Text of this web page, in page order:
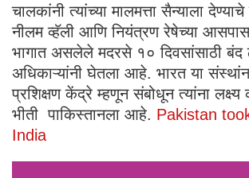
चालकांनी त्यांच्या मालमत्ता सैन्याला
नीलम व्हॅली आणि नियंत्रण रेषेच्या
भागात असलेले मदरसे १० दिवसांसाठी बंद
अधिकाऱ्यांनी घेतला आहे. भारत या
प्रशिक्षण केंद्रे म्हणून संबोधून त्यांना
भीती पाकिस्तानला आहे. Pakistan
India